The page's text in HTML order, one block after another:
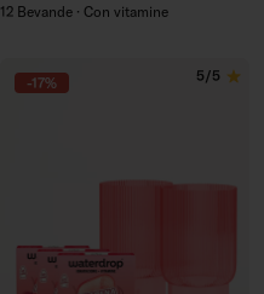
12 Bevande · Con vitamine
-17% 5/5